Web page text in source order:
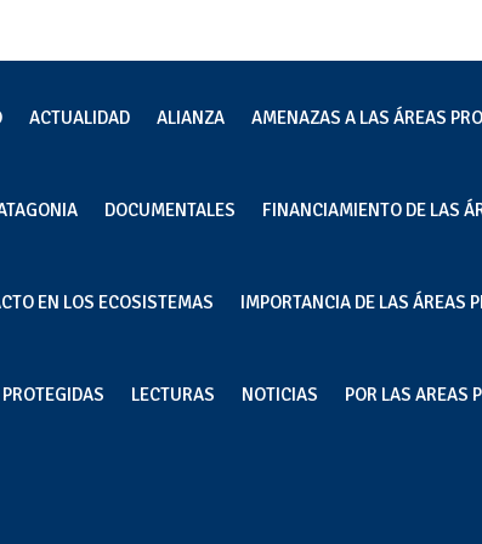
ACTUALIDAD ALIANZA AMENAZAS A LAS ÁREAS
DOCUMENTALES FINANCIAMIENTO DE LAS
EN LOS ECOSISTEMAS IMPORTANCIA DE LAS ÁREAS
LECTURAS NOTICIAS POR LAS AREAS
marina en
a Carolina Zagal